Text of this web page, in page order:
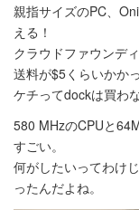
親指サイズのPC、
える！
クラウドファウンデ
送料が$5くらいかか
ケチってdockは買わ
580 MHzのCPUと
すごい。
何がしたいってわけ
ったんだよね。